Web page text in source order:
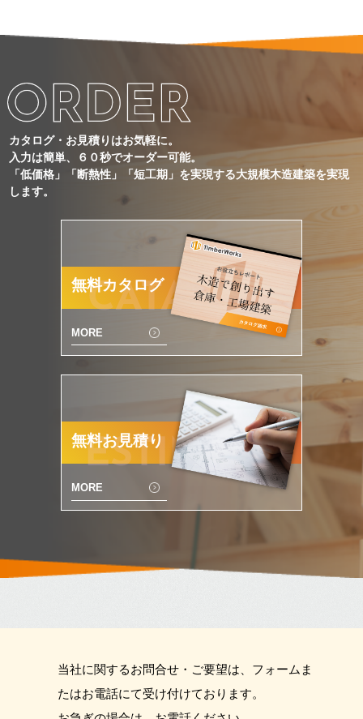
カタログ・お見積りはお気軽に。
入力は簡単、６０秒でオーダー可能。
「低価格」「断熱性」「短工期」を実現する大規模木造建築を実現
します。
CATALOG
無料カタログ
MORE
ESTIMATE
無料お見積り
MORE
当社に関するお問合せ・ご要望は、フォームま
たはお電話にて受け付けております。